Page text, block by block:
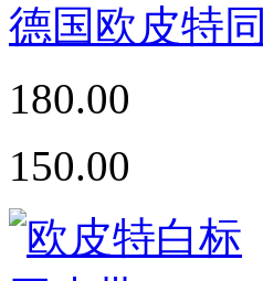
德国欧皮特
180.00
150.00